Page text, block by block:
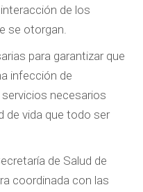
de los
se otorgan.
para garantizar que
infección de
necesarios
de vida que todo ser
de Salud de
coordinada con las